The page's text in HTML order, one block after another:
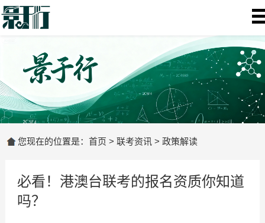
您现在的位置是： 首页 > 联考资讯 > 政策解读
必看！港澳台联考的报名资质你知道
吗？